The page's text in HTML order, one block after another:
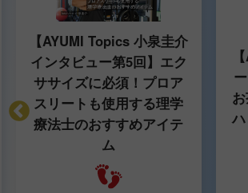
【AYUMI Topics 小泉圭介
インタビュー第5回】エク
ササイズに必須！プロア
スリートも使用する理学
療法士のおすすめアイテ
ム